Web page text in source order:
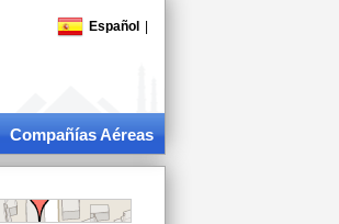
Español
Compañías Aéreas